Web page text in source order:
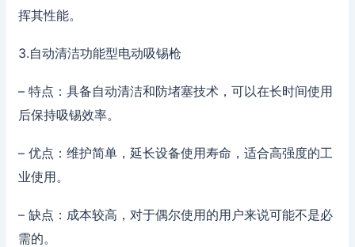
挥其性能。
3.自动清洁功能型电动吸锡枪
– 特点：具备自动清洁和防堵塞技术，可以在长时间使用
后保持吸锡效率。
– 优点：维护简单，延长设备使用寿命，适合高强度的工
业使用。
– 缺点：成本较高，对于偶尔使用的用户来说可能不是必
需的。